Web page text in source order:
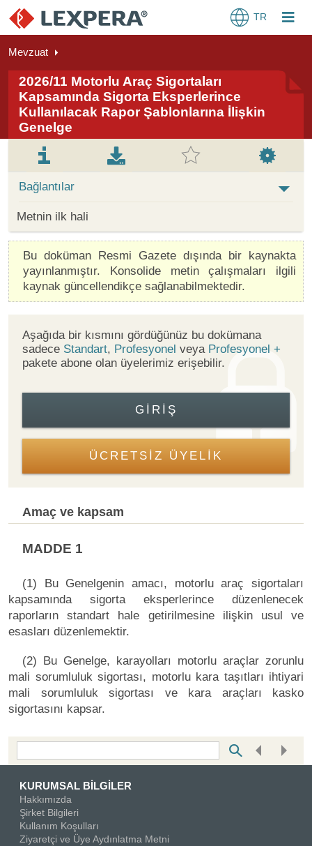
TR
Mevzuat
2026/11 Motorlu Araç Sigortaları
Kapsamında Sigorta Eksperlerince
Kullanılacak Rapor Şablonlarına İlişkin
Genelge
Bağlantılar
Metnin ilk hali
Bu doküman Resmi Gazete dışında bir kaynakta
yayınlanmıştır. Konsolide metin çalışmaları ilgili
kaynak güncellendikçe sağlanabilmektedir.
Aşağıda bir kısmını gördüğünüz bu dokümana
sadece Standart, Profesyonel veya Profesyonel +
pakete abone olan üyelerimiz erişebilir.
GIRIŞ
ÜCRETSİZ ÜYELİK
Amaç ve kapsam
MADDE 1
(1) Bu Genelgenin amacı, motorlu araç sigortaları
kapsamında sigorta eksperlerince düzenlenecek
raporların standart hale getirilmesine ilişkin usul ve
esasları düzenlemektir.
(2) Bu Genelge, karayolları motorlu araçlar zorunlu
mali sorumluluk sigortası, motorlu kara taşıtları ihtiyari
mali sorumluluk sigortası ve kara araçları kasko
sigortasını kapsar.
KURUMSAL BİLGİLER
Hakkımızda
Şirket Bilgileri
Kullanım Koşulları
Ziyaretçi ve Üye Aydınlatma Metni